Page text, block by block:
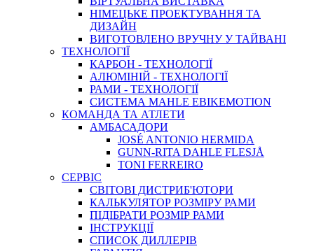
НІМЕЦЬКЕ ПРОЕКТУВАННЯ ТА
ДИЗАЙН
ВИГОТОВЛЕНО ВРУЧНУ У ТАЙВАНІ
ТЕХНОЛОГІЇ
КАРБОН - ТЕХНОЛОГІЇ
АЛЮМІНІЙ - ТЕХНОЛОГІЇ
РАМИ - ТЕХНОЛОГІЇ
СИСТЕМА MAHLE EBIKEMOTION
КОМАНДА ТА АТЛЕТИ
АМБАСАДОРИ
JOSÉ ANTONIO HERMIDA
GUNN-RITA DAHLE FLESJÅ
TONI FERREIRO
СЕРВІС
СВІТОВІ ДИСТРИБ'ЮТОРИ
КАЛЬКУЛЯТОР РОЗМIРУ РАМИ
ПІДІБРАТИ РОЗМІР РАМИ
IНСТРУКЦIЇ
СПИСОК ДИЛЛЕРІВ